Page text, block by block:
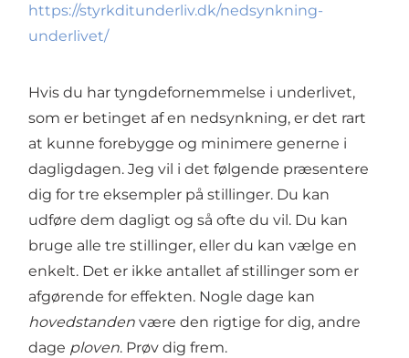
https://styrkditunderliv.dk/nedsynkning-
underlivet/
Hvis du har tyngdefornemmelse i underlivet,
som er betinget af en nedsynkning, er det rart
at kunne forebygge og minimere generne i
dagligdagen. Jeg vil i det følgende præsentere
dig for tre eksempler på stillinger. Du kan
udføre dem dagligt og så ofte du vil. Du kan
bruge alle tre stillinger, eller du kan vælge en
enkelt. Det er ikke antallet af stillinger som er
afgørende for effekten. Nogle dage kan
hovedstanden være den rigtige for dig, andre
dage ploven. Prøv dig frem.